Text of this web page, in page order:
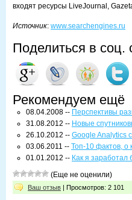
входят ресурсы LiveJournal,
Источник: www.searchengines.ru
Поделиться в соц.
Рекомендуем ещё
08.04.2008 -- Перспективы
31.08.2012 -- Новые
26.10.2012 -- Google Analytics
03.06.2011 -- Топ-10 фактов, о
01.01.2012 -- Как я заработал
(Еще не оценили)
Ваш отзыв | Просмотров: 2 101